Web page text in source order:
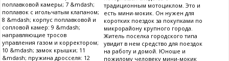
поплавковой камеры; 7 &mdash;
поплавок с игольчатым клапаном;
8 &mdash; корпус поплавковой и
сопловой камер: 9 &mdash;
направляющие тросов
управления газом и корректором;
10 &mdash; замок крышки; 11
&mdash; пружина дросселя: 12
традиционным мотоциклом. Это и
есть мини-мокик. Он нужен для
коротких поездок за покупками по
микрорайону крупного города.
Житель поселка городского типа
увидит в нем средство для поездок
на работу и домой. Юноше и
пожилому человеку мини-мокик